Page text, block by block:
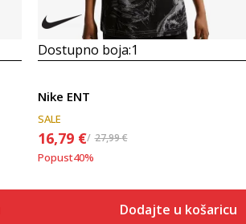
Dostupno boja:1
Nike ENT
SALE
16,79 € 27,99€
Popust40%
Dodajte u košaricu